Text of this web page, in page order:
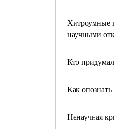
Хитроумные
научными
Кто
Как
Ненаучная